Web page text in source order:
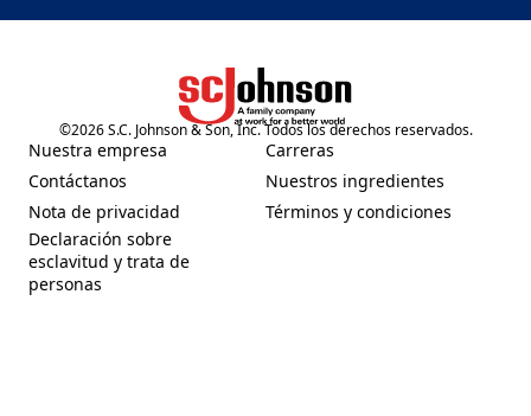
(Opens in a new tab)
©2026S.C. Johnson & Son, Inc. Todos los derechos reservados.
Nuestra empresa
(Opens in a new tab)
Contáctanos
(Opens in a new tab)
Nota de privacidad
(Opens in a new tab)
Declaración sobre
esclavitud y trata de
personas
(Opens in a new tab)
Carreras
(Opens in a new tab)
Nuestros ingredientes
(Opens in a new tab)
Términos y condiciones
(Opens in a new tab)